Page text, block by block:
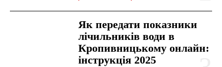
Як передати показники
лічильників води в
Кропивницькому онлайн:
інструкція 2025